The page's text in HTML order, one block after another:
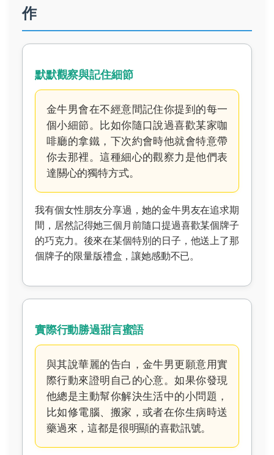
作
默默觀察與記住細節
金牛男會在不經意間記住你提到的每一
個小細節。比如你隨口說過喜歡某家咖
啡廳的拿鐵，下次約會時他就會特意帶
你去那裡。這種細心的觀察力是他們表
達關心的獨特方式。
我有個女性朋友分享過，她的金牛男友在追求期
間，居然記得她三個月前隨口提過喜歡某個牌子
的巧克力。後來在某個特別的日子，他送上了那
個牌子的限量版禮盒，讓她感動不已。
實際行動勝過甜言蜜語
與其說華麗的告白，金牛男更願意用實
際行動來證明自己的心意。如果你發現
他總是主動幫你解決生活中的小問題，
比如修電腦、搬家，或者在你生病時送
藥過來，這都是很明顯的喜歡訊號。